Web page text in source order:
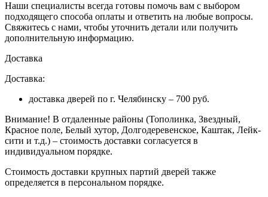
Наши специалисты всегда готовы помочь вам с выбором
подходящего способа оплаты и ответить на любые вопросы.
Свяжитесь с нами, чтобы уточнить детали или получить
дополнительную информацию.
Доставка
Доставка:
доставка дверей по г. Челябинску – 700 руб.
Внимание! В отдаленные районы (Тополинка, Звездный,
Красное поле, Белый хутор, Долгодеревенское, Каштак, Лейк-
сити и т.д.) – стоимость доставки согласуется в
индивидуальном порядке.
Стоимость доставки крупных партий дверей также
определяется в персональном порядке.